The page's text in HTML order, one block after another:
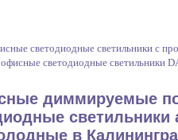
светодиодные светильники с
светодиодные светильники
диммируемые
в